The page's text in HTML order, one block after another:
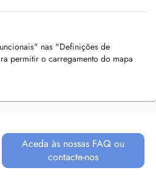
nas "Definições de
permitir o carregamento do mapa
Aceda às nossas FAQ ou
contacte-nos